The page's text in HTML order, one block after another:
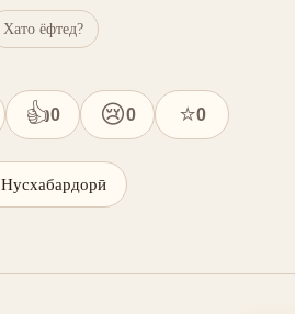
Хато ёфтед?
👍0 😢0 ⭐0
Нусхабардорӣ